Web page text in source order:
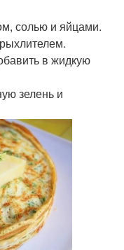
солью и яйцами.
в жидкую
зелень и